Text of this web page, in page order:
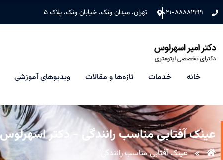
۰۲۱-۸۸۸۸۱۹۹۹ تهران، میدان ونک، خیابان ونک، پلاک ۵
خانه خدمات تازه‌ها و مقالات ویدیوهای آموزشی
عینک آفتابی مناسب رانندگی - دکتر اسهرلوس
"عینک آفتابی مناسب رانندگی"